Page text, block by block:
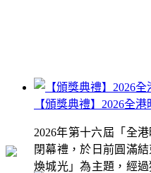
【頒獎典禮】2026全
2026年第十六屆「全
閉幕禮，於日前圓滿
煥城光」為主題，經